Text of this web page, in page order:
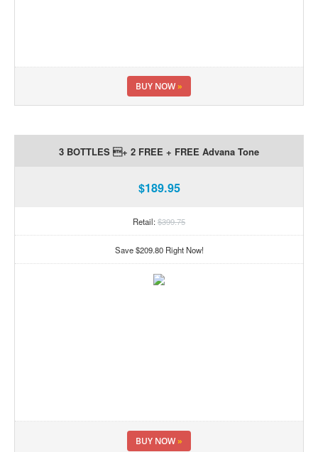
BUY NOW»
3 BOTTLES + 2 FREE + FREE Advana Tone
$189.95
Retail:$399.75
Save $209.80 Right Now!
BUY NOW»